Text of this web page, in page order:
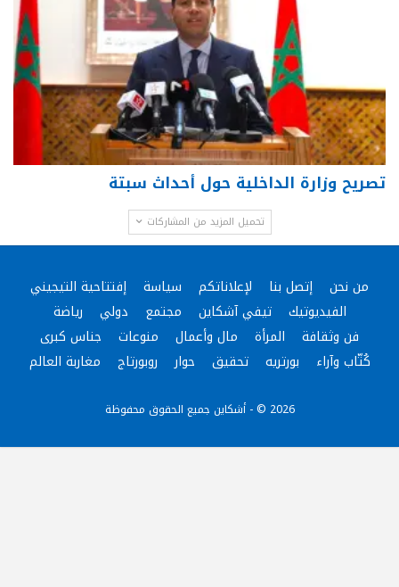
تصريح وزارة الداخلية حول أحداث سبتة
تحميل المزيد من المشاركات
من نحن إتصل بنا لإعلاناتكم سياسة
إفتتاحية التيجيني
الفيديوتيك
تيفي آشكاين مجتمع دولي
رياضة
فن وثقافة
المرأة مال وأعمال منوعات
جناس كبرى
كُتّاب وآراء
بورتريه تحقيق حوار روبورتاج مغاربة العالم
2026 © - أشكاين جميع الحقوق محفوظة